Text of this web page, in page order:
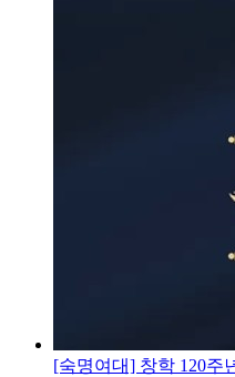
[숙명여대] 창학 120주